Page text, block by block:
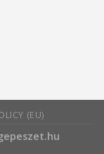
(EU)